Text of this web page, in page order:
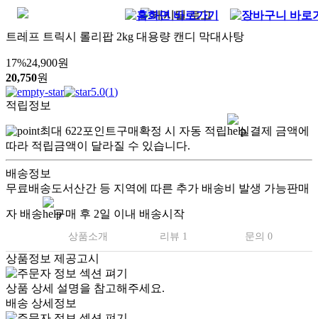
트레프 트릭시 롤리팝 2kg 대용량 캔디 막대사탕
17%24,900원
20,750원
5.0(1)
적립정보
최대 622포인트구매확정 시 자동 적립
실결제 금액에
따라 적립금액이 달라질 수 있습니다.
배송정보
무료배송도서산간 등 지역에 따른 추가 배송비 발생 가능판매
자 배송 구매 후 2일 이내 배송시작
상품소개 리뷰 1 문의 0
상품정보 제공고시
상품 상세 설명을 참고해주세요.
배송 상세정보